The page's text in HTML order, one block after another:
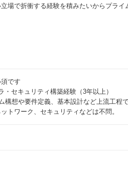
場で折衝する経験を積みたいからプライ
です
・セキュリティ構築経験（3年以上）
構想や要件定義、基本設計など上流工程
トワーク、セキュリティなどは不問。